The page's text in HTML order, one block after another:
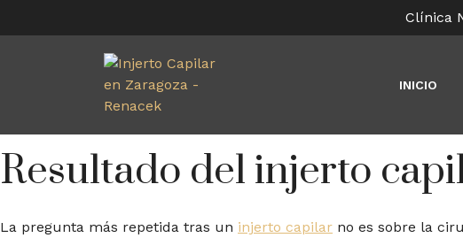
Clínica
INICIO
Resultado del injerto
La pregunta más repetida tras un injerto capilar no es sobre la